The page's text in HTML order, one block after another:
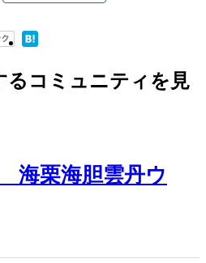
るコミュニティを見
海栗海胆雲丹ウ